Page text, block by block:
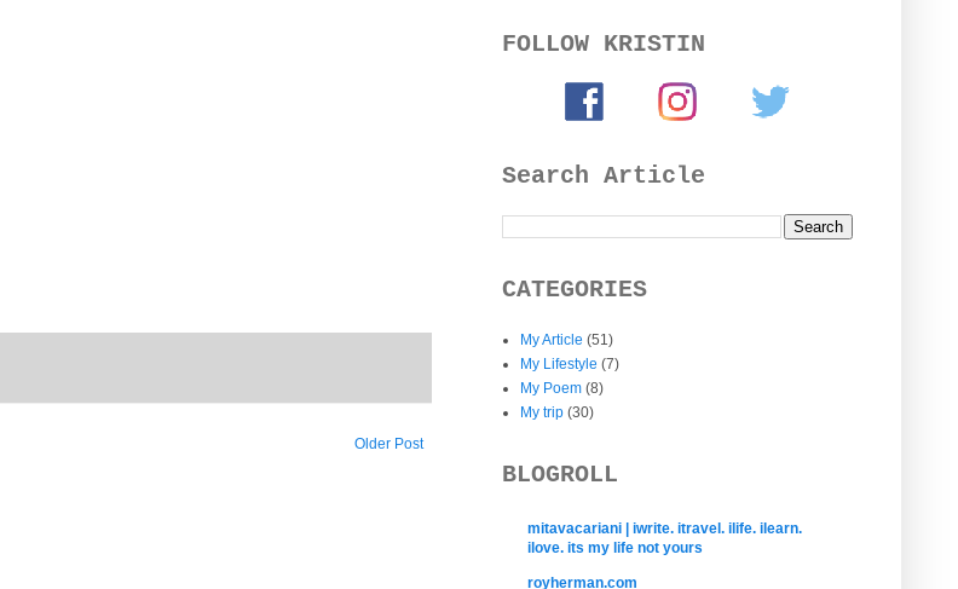
Older Post
FOLLOW KRISTIN
Search Article
CATEGORIES
My Article (51)
My Lifestyle (7)
My Poem (8)
My trip (30)
BLOGROLL
mitavacariani | iwrite. itravel. ilife. ilearn.
ilove. its my life not yours
royherman.com